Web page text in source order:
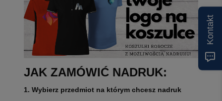
JAK ZAMÓWIĆ NADRUK:
1. Wybierz przedmiot na którym chcesz nadruk
Kontakt